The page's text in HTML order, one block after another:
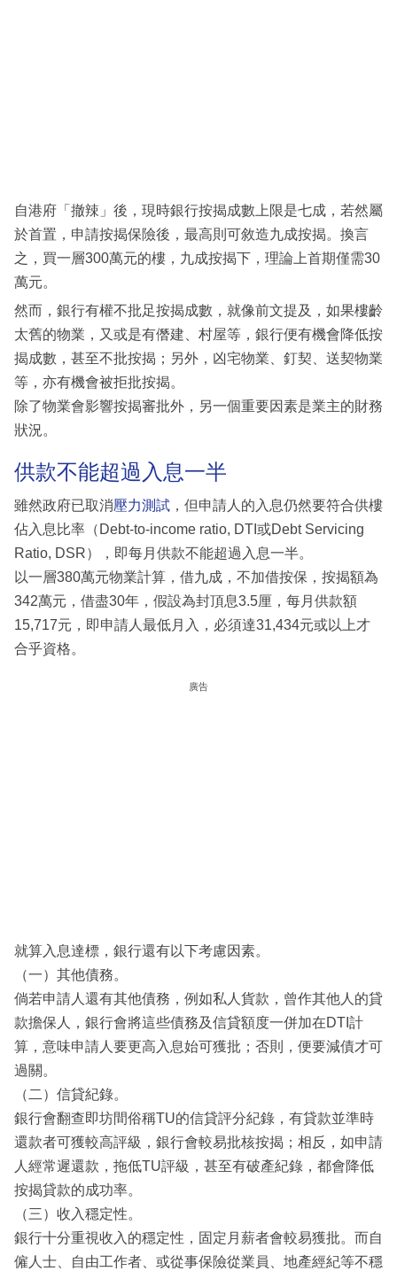
自港府「撤辣」後，現時銀行按揭成數上限是七成，若然屬
於首置，申請按揭保險後，最高則可敘造九成按揭。換言
之，買一層300萬元的樓，九成按揭下，理論上首期僅需30
萬元。
然而，銀行有權不批足按揭成數，就像前文提及，如果樓齡
太舊的物業，又或是有僭建、村屋等，銀行便有機會降低按
揭成數，甚至不批按揭；另外，凶宅物業、釘契、送契物業
等，亦有機會被拒批按揭。
除了物業會影響按揭審批外，另一個重要因素是業主的財務
狀況。
供款不能超過入息一半
雖然政府已取消壓力測試 ，但申請人的入息仍然要符合供樓
佔入息比率（Debt-to-income ratio, DTI或Debt Servicing
Ratio, DSR），即每月供款不能超過入息一半。
以一層380萬元物業計算，借九成，不加借按保，按揭額為
342萬元，借盡30年，假設為封頂息3.5厘，每月供款額
15,717元，即申請人最低月入，必須達31,434元或以上才
合乎資格。
廣告
就算入息達標，銀行還有以下考慮因素。
（一）其他債務。
倘若申請人還有其他債務，例如私人貨款，曾作其他人的貸
款擔保人，銀行會將這些債務及信貸額度一併加在DTI計
算，意味申請人要更高入息始可獲批；否則，便要減債才可
過關。
（二）信貸紀錄。
銀行會翻查即坊間俗稱TU的信貸評分紀錄，有貸款並準時
還款者可獲較高評級，銀行會較易批核按揭；相反，如申請
人經常遲還款，拖低TU評級，甚至有破產紀錄，都會降低
按揭貸款的成功率。
（三）收入穩定性。
銀行十分重視收入的穩定性，固定月薪者會較易獲批。而自
僱人士、自由工作者、或從事保險從業員、地產經紀等不穩